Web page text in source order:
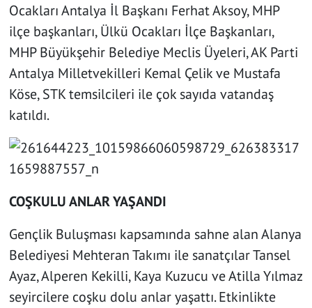
Ocakları Antalya İl Başkanı Ferhat Aksoy, MHP
ilçe başkanları, Ülkü Ocakları İlçe Başkanları,
MHP Büyükşehir Belediye Meclis Üyeleri, AK Parti
Antalya Milletvekilleri Kemal Çelik ve Mustafa
Köse, STK temsilcileri ile çok sayıda vatandaş
katıldı.
COŞKULU ANLAR YAŞANDI
Gençlik Buluşması kapsamında sahne alan Alanya
Belediyesi Mehteran Takımı ile sanatçılar Tansel
Ayaz, Alperen Kekilli, Kaya Kuzucu ve Atilla Yılmaz
seyircilere coşku dolu anlar yaşattı. Etkinlikte